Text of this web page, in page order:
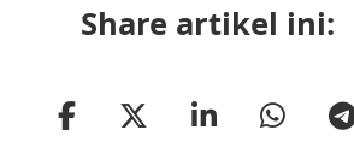
Share artikel ini: